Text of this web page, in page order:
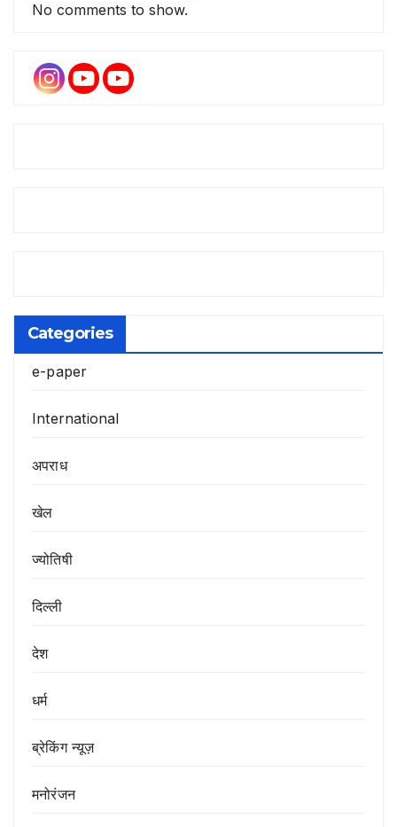
No comments to show.
Categories
e-paper
International
अपराध
खेल
ज्योतिषी
दिल्ली
देश
धर्म
ब्रेकिंग न्यूज़
मनोरंजन